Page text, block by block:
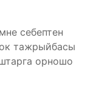
себептен
тажрыйбасы
орношо